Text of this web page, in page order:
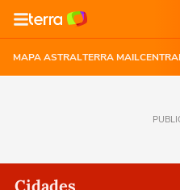
MAPA ASTRALTERRA MAIL
Cidades